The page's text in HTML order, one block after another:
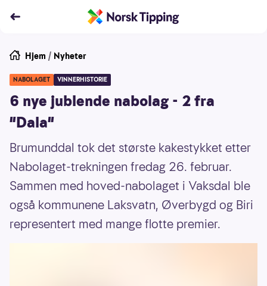
Hjem / Nyheter
NABOLAGET VINNERHISTORIE
6 nye jublende nabolag - 2 fra
"Dala"
Brumunddal tok det største kakestykket etter
Nabolaget-trekningen fredag 26. februar.
Sammen med hoved-nabolaget i Vaksdal ble
også kommunene Laksvatn, Øverbygd og Biri
representert med mange flotte premier.